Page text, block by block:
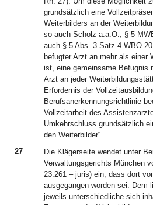
grundsätzlich eine
Weiterbilders an der
so auch Scholz a.a.O., § 5
auch § 5 Abs. 3 Satz 4 WBO
befugter Arzt an mehr als einer
ist, eine gemeinsame Befugnis
Arzt an jeder
Erfordernis der
Berufsanerkennungsrichtlinie
Vollzeitarbeit des
Umkehrschluss grundsätzlich
den Weiterbilder“.
27
Die Klägerseite wendet unter
Verwaltungsgerichts München
23.261 – juris) ein, dass dort
ausgegangen worden sei. Dem
jeweils unterschiedliche sich